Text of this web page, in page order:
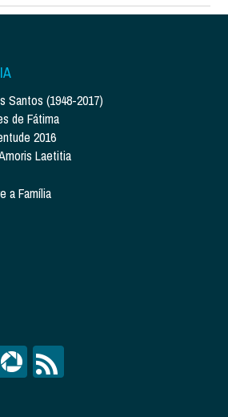
Santos (1948-2017)
de Fátima
2016
Laetitia
a Família